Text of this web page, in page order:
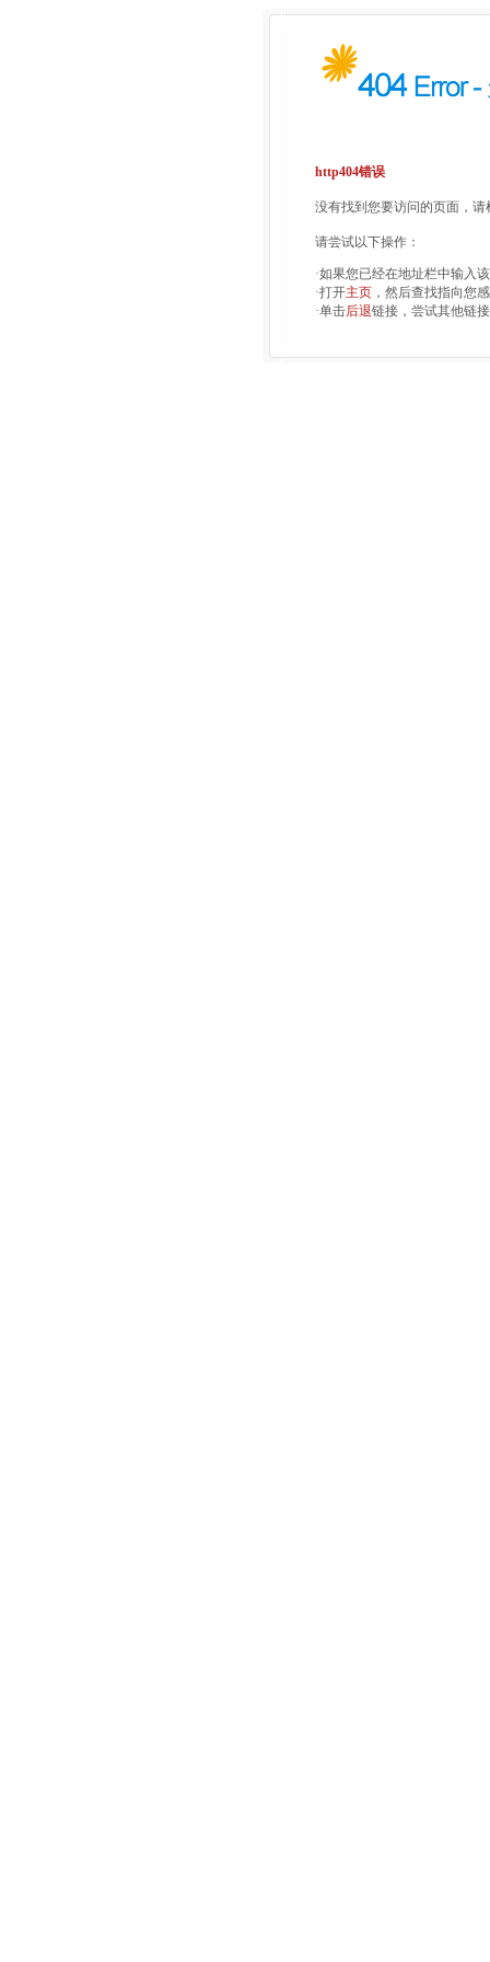
http404错误
没有找到您要访问的页面，
请尝试以下操作：
·如果您已经在地址栏中输入
·打开主页 ，然后查找指向您
·单击后退链接，尝试其他链